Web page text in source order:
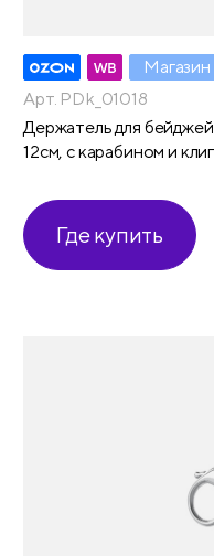
Магазин
Арт. PDk_01018
Держатель для
12см, с карабином и
Где купить